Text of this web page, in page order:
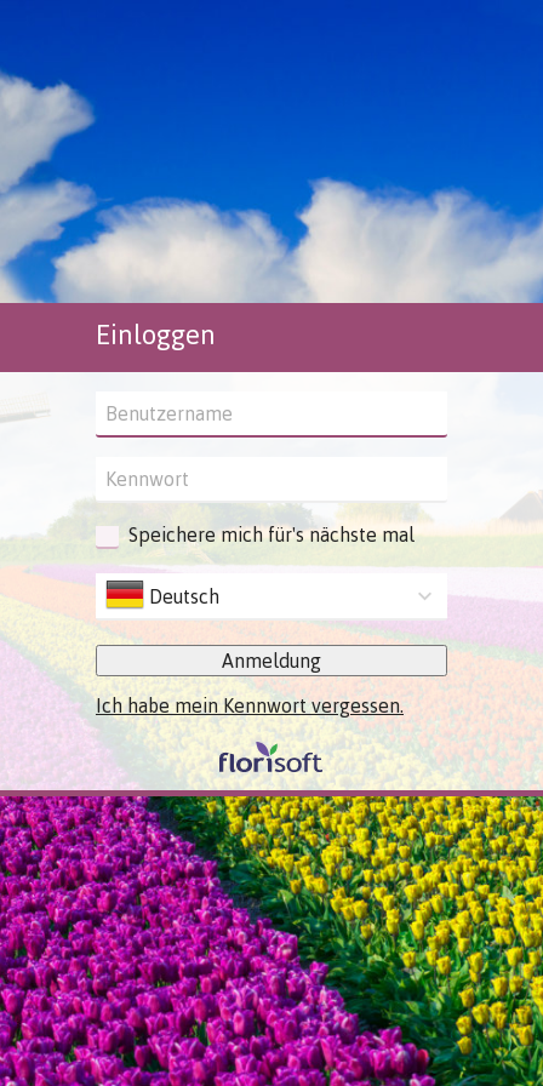
Einloggen
Benutzername:
Kennwort:
Speichere mich für's nächste mal
Deutsch
Anmeldung
Ich habe mein Kennwort vergessen.